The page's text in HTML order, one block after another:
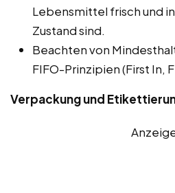
Lebensmittel frisch und
Zustand sind.
Beachten von
FIFO-Prinzipien (First In,
Verpackung und